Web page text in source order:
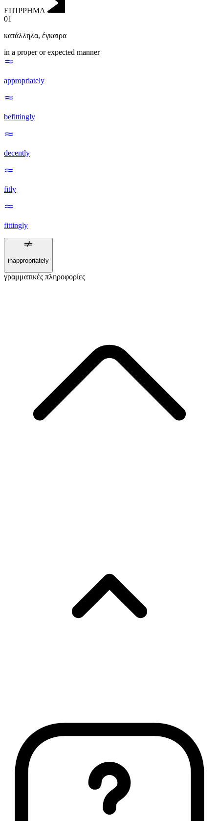
ΕΠΊΡΡΗΜΑ
01
κατάλληλα, έγκαιρα
in a proper or expected manner
appropriately
befittingly
decently
fitly
fittingly
inappropriately
γραμματικές πληροφορίες